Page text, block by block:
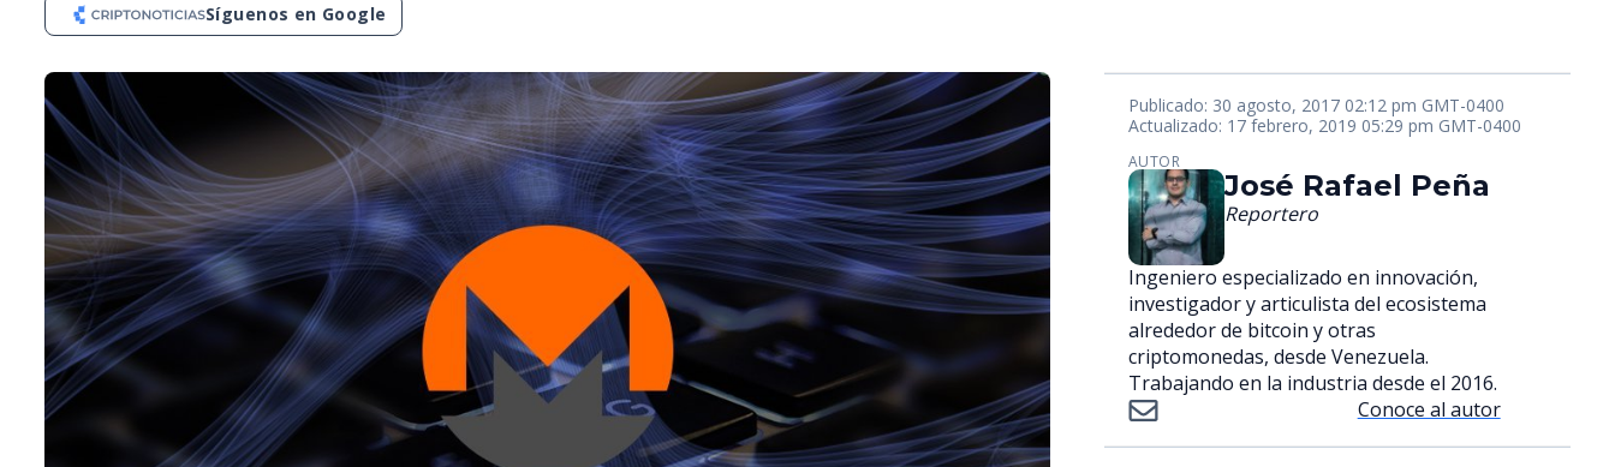
Síguenos en Google
Publicado: 30 agosto, 2017 02:12 pm GMT-0400
Actualizado: 17 febrero, 2019 05:29 pm GMT-0400
AUTOR
José Rafael Peña
Reportero
Ingeniero especializado en innovación,
investigador y articulista del ecosistema
alrededor de bitcoin y otras
criptomonedas, desde Venezuela.
Trabajando en la industria desde el 2016.
Conoce al autor